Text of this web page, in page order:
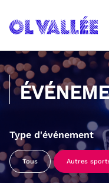
Type d'événement
Tous Autres